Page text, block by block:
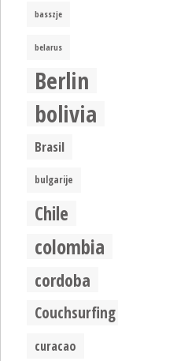
basszje
belarus
Berlin
bolivia
Brasil
bulgarije
Chile
colombia
cordoba
Couchsurfing
curacao